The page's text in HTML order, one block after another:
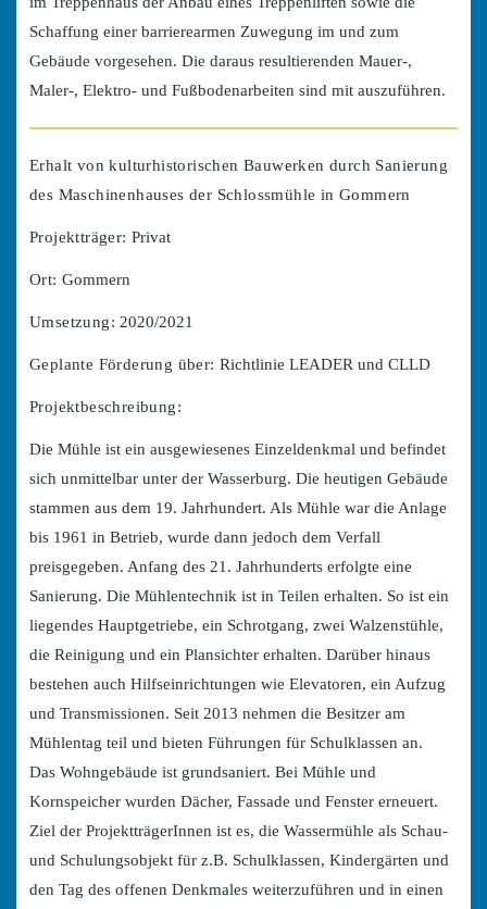
Schaffung einer barrierearmen Zuwegung im und zum
Gebäude vorgesehen. Die daraus resultierenden Mauer-,
Maler-, Elektro- und Fußbodenarbeiten sind mit auszuführen.
Erhalt von kulturhistorischen Bauwerken durch Sanierung
des Maschinenhauses der Schlossmühle in Gommern
Projektträger: Privat
Ort: Gommern
Umsetzung: 2020/2021
Geplante Förderung über: Richtlinie LEADER und CLLD
Projektbeschreibung:
Die Mühle ist ein ausgewiesenes Einzeldenkmal und befindet
sich unmittelbar unter der Wasserburg. Die heutigen Gebäude
stammen aus dem 19. Jahrhundert. Als Mühle war die Anlage
bis 1961 in Betrieb, wurde dann jedoch dem Verfall
preisgegeben. Anfang des 21. Jahrhunderts erfolgte eine
Sanierung. Die Mühlentechnik ist in Teilen erhalten. So ist ein
liegendes Hauptgetriebe, ein Schrotgang, zwei Walzenstühle,
die Reinigung und ein Plansichter erhalten. Darüber hinaus
bestehen auch Hilfseinrichtungen wie Elevatoren, ein Aufzug
und Transmissionen. Seit 2013 nehmen die Besitzer am
Mühlentag teil und bieten Führungen für Schulklassen an.
Das Wohngebäude ist grundsaniert. Bei Mühle und
Kornspeicher wurden Dächer, Fassade und Fenster erneuert.
Ziel der ProjektträgerInnen ist es, die Wassermühle als Schau-
und Schulungsobjekt für z.B. Schulklassen, Kindergärten und
den Tag des offenen Denkmales weiterzuführen und in einen